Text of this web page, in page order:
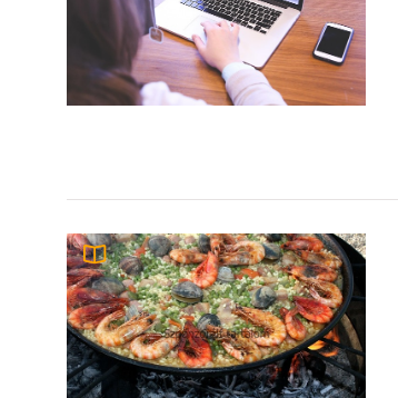
10 Jelentkezési hibák, amik
Szombathelyen is gyakran
elúsztatják az esélyt
Markus Noel